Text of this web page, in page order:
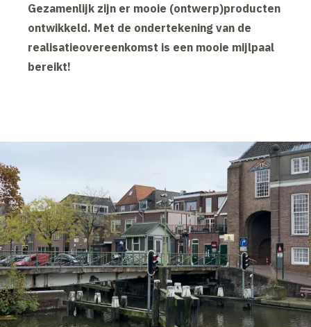
Gezamenlijk zijn er mooie (ontwerp)producten
ontwikkeld. Met de ondertekening van de
realisatieovereenkomst is een mooie mijlpaal
bereikt!